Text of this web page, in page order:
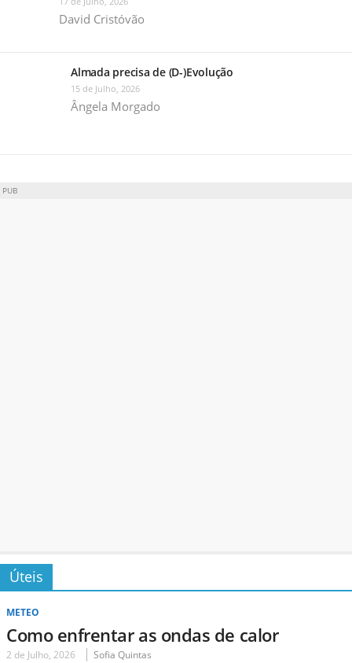
David Cristóvão
Almada precisa de (D-)Evolução
15 de Julho, 2026
Ângela Morgado
PUB
Úteis
METEO
Como enfrentar as ondas de calor
2 de Julho, 2026 Sofia Quintas